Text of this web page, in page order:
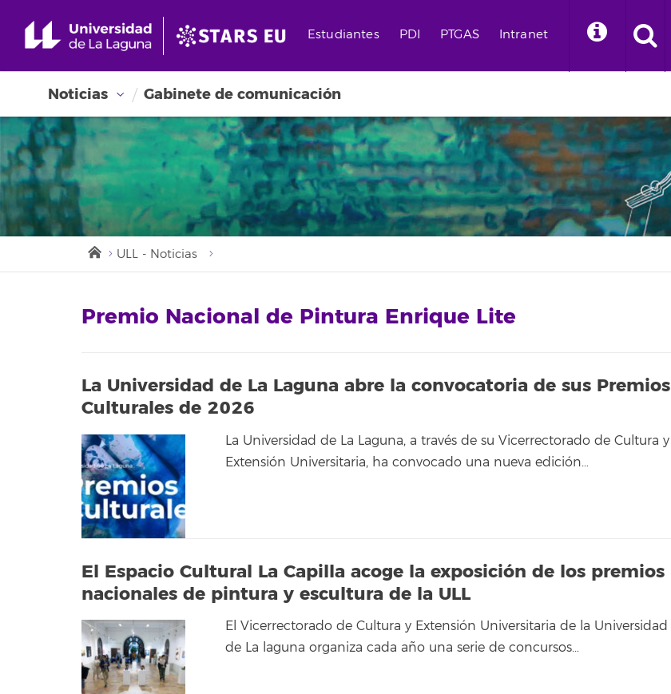
Estudiantes PDI PTGAS Intranet
Noticias Gabinete de comunicación
ULL - Noticias
Premio Nacional de Pintura Enrique Lite
La Universidad de La Laguna abre la convocatoria de sus Premios
Culturales de 2026
La Universidad de La Laguna, a través de su Vicerrectorado de Cultura y
Extensión Universitaria, ha convocado una nueva edición…
El Espacio Cultural La Capilla acoge la exposición de los premios
nacionales de pintura y escultura de la ULL
El Vicerrectorado de Cultura y Extensión Universitaria de la Universidad
de La laguna organiza cada año una serie de concursos…